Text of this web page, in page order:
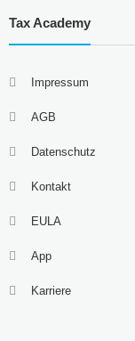
Tax Academy
Impressum
AGB
Datenschutz
Kontakt
EULA
App
Karriere